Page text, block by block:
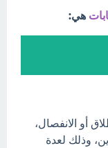
هي:
أو الانفصال،
وذلك لعدة